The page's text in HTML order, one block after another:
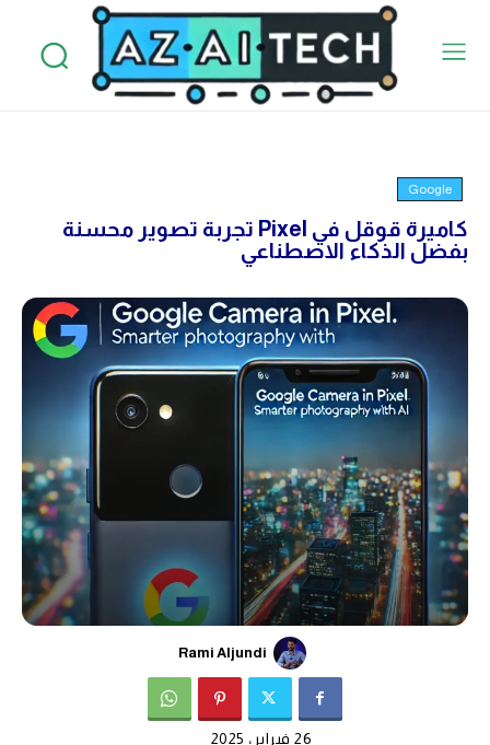
Google
كاميرة قوقل في Pixel تجربة تصوير محسنة
بفضل الذكاء الاصطناعي
Rami Aljundi
26 فبراير، 2025